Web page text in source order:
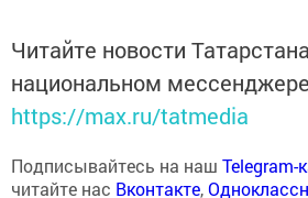
Читайте новости
национальном
https://max.ru/tatmedia
Подписывайтесь на наш Telegram-
читайте нас Вконтакте,